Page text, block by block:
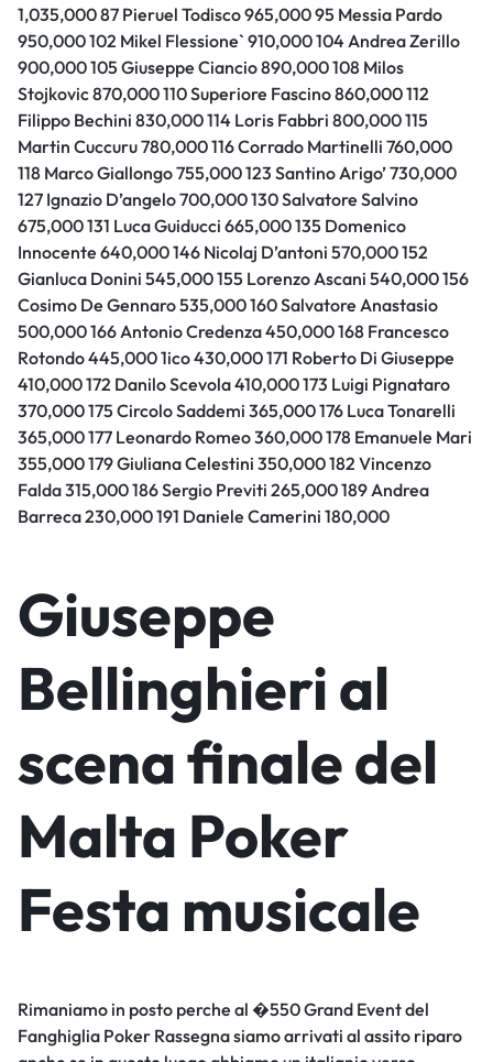
1,035,000 87 Pieruel Todisco 965,000 95 Messia Pardo
950,000 102 Mikel Flessione` 910,000 104 Andrea Zerillo
900,000 105 Giuseppe Ciancio 890,000 108 Milos
Stojkovic 870,000 110 Superiore Fascino 860,000 112
Filippo Bechini 830,000 114 Loris Fabbri 800,000 115
Martin Cuccuru 780,000 116 Corrado Martinelli 760,000
118 Marco Giallongo 755,000 123 Santino Arigo’ 730,000
127 Ignazio D’angelo 700,000 130 Salvatore Salvino
675,000 131 Luca Guiducci 665,000 135 Domenico
Innocente 640,000 146 Nicolaj D’antoni 570,000 152
Gianluca Donini 545,000 155 Lorenzo Ascani 540,000 156
Cosimo De Gennaro 535,000 160 Salvatore Anastasio
500,000 166 Antonio Credenza 450,000 168 Francesco
Rotondo 445,000 1ico 430,000 171 Roberto Di Giuseppe
410,000 172 Danilo Scevola 410,000 173 Luigi Pignataro
370,000 175 Circolo Saddemi 365,000 176 Luca Tonarelli
365,000 177 Leonardo Romeo 360,000 178 Emanuele Mari
355,000 179 Giuliana Celestini 350,000 182 Vincenzo
Falda 315,000 186 Sergio Previti 265,000 189 Andrea
Barreca 230,000 191 Daniele Camerini 180,000
Giuseppe
Bellinghieri al
scena finale del
Malta Poker
Festa musicale
Rimaniamo in posto perche al �550 Grand Event del
Fanghiglia Poker Rassegna siamo arrivati al assito riparo